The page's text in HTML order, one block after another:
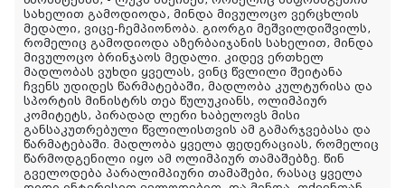
სახელით გამოდიოდა, მინდა მივულოცო ვერცხლის
მედალი, ვიცე-ჩემპიონობა. გიორგი მეშვილდიშვილს,
რომელიც გამოდიოდა აზერბაიჯანის სახელით, მინდა
მივულოცო ბრინჯაოს მედალი. კიდევ ერთხელ
მადლობას ვუხდი ყველას, ვინც წვლილი შეიტანა
ჩვენს უდიდეს წარმატებაში, მადლობა კულტურისა და
სპორტის მინისტრს თეა წულუკიანს, ოლიმპიურ
კომიტეტს, პირადად ლერი ხაბელოვს მისი
განსაკუთრებული წვლილისთვის ამ გამარჯვებასა და
წარმატებაში. მადლობა ყველა ფედერაციას, რომელიც
წარმოდგენილი იყო ამ ოლიმპიურ თამაშებზე. წინ
გველოდება პარალიმპიური თამაშები, რასაც ყველა